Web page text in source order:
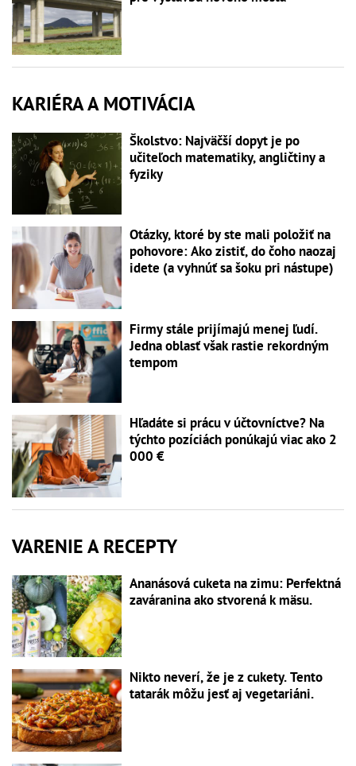
KARIÉRA A MOTIVÁCIA
Školstvo: Najväčší dopyt je po
učiteľoch matematiky, angličtiny a
fyziky
Otázky, ktoré by ste mali položiť na
pohovore: Ako zistiť, do čoho naozaj
idete (a vyhnúť sa šoku pri nástupe)
Firmy stále prijímajú menej ľudí.
Jedna oblasť však rastie rekordným
tempom
Hľadáte si prácu v účtovníctve? Na
týchto pozíciách ponúkajú viac ako 2
000 €
VARENIE A RECEPTY
Ananásová cuketa na zimu: Perfektná
zaváranina ako stvorená k mäsu.
Nikto neverí, že je z cukety. Tento
tatarák môžu jesť aj vegetariáni.